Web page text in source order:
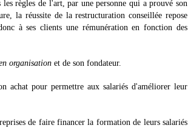
règles de l'art, par une personne qui a prouvé son
la réussite de la restructuration conseillée repose
à ses clients une rémunération en fonction des
organisation et de son fondateur.
achat pour permettre aux salariés d'améliorer leur
de faire financer la formation de leurs salariés